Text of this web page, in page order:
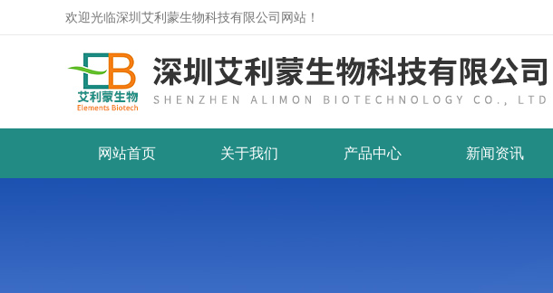
欢迎光临深圳艾利蒙生物科技有限公司网站！
网站首页 关于我们 产品中心 新闻资讯